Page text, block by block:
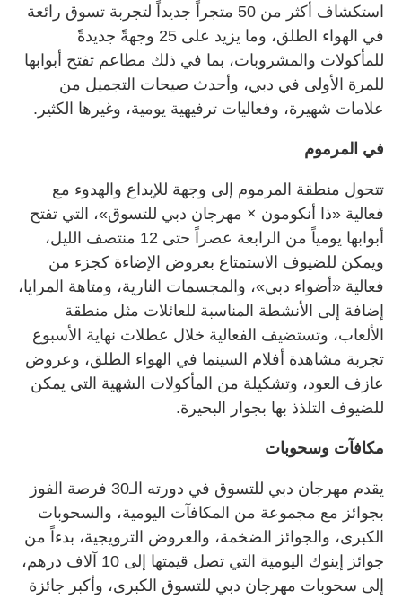
استكشاف أكثر من 50 متجراً جديداً لتجربة تسوق رائعة
في الهواء الطلق، وما يزيد على 25 وجهةً جديدةً
للمأكولات والمشروبات، بما في ذلك مطاعم تفتح أبوابها
للمرة الأولى في دبي، وأحدث صيحات التجميل من
علامات شهيرة، وفعاليات ترفيهية يومية، وغيرها الكثير.
في المرموم
تتحول منطقة المرموم إلى وجهة للإبداع والهدوء مع
فعالية «ذا أنكومون × مهرجان دبي للتسوق»، التي تفتح
أبوابها يومياً من الرابعة عصراً حتى 12 منتصف الليل،
ويمكن للضيوف الاستمتاع بعروض الإضاءة كجزء من
فعالية «أضواء دبي»، والمجسمات النارية، ومتاهة المرايا،
إضافة إلى الأنشطة المناسبة للعائلات مثل منطقة
الألعاب، وتستضيف الفعالية خلال عطلات نهاية الأسبوع
تجربة مشاهدة أفلام السينما في الهواء الطلق، وعروض
عازف العود، وتشكيلة من المأكولات الشهية التي يمكن
للضيوف التلذذ بها بجوار البحيرة.
مكافآت وسحوبات
يقدم مهرجان دبي للتسوق في دورته الـ30 فرصة الفوز
بجوائز مع مجموعة من المكافآت اليومية، والسحوبات
الكبرى، والجوائز الضخمة، والعروض الترويجية، بدءاً من
جوائز إينوك اليومية التي تصل قيمتها إلى 10 آلاف درهم،
إلى سحوبات مهرجان دبي للتسوق الكبرى، وأكبر جائزة